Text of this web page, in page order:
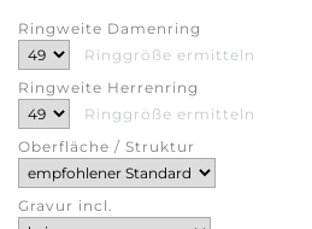
Ringweite Damenring
Ringgröße ermitteln
Ringweite Herrenring
Ringgröße ermitteln
Oberfläche / Struktur
Gravur incl.